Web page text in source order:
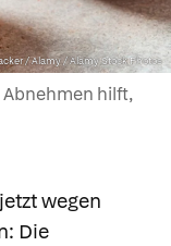
/ Alamy / Alamy Stock Photos
hilft,
wegen
Die